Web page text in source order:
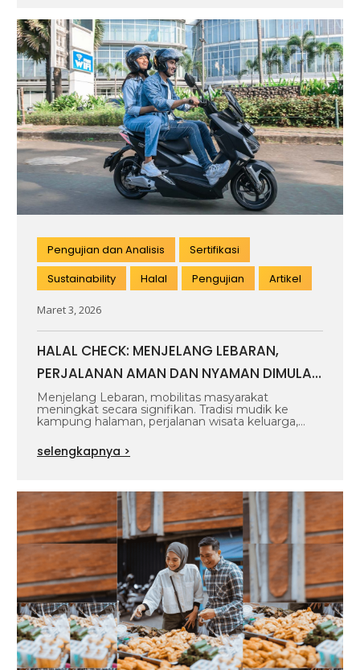
Pengujian dan Analisis
Sertifikasi
Sustainability
Halal Pengujian Artikel
Maret 3, 2026
HALAL CHECK: MENJELANG LEBARAN,
PERJALANAN AMAN DAN NYAMAN DIMULAI
DARI STANDAR YANG TERPERCAYA
Menjelang Lebaran, mobilitas masyarakat
meningkat secara signifikan. Tradisi mudik ke
kampung halaman, perjalanan wisata keluarga,
selengkapnya >